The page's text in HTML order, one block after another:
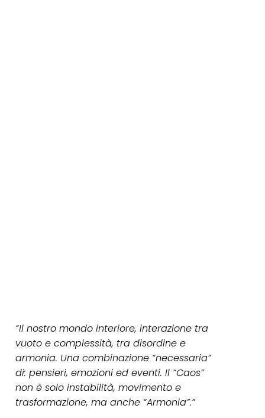
“Il nostro mondo interiore, interazione tra
vuoto e complessità, tra disordine e
armonia. Una combinazione “necessaria”
di: pensieri, emozioni ed eventi. Il “Caos”
non è solo instabilità, movimento e
trasformazione, ma anche “Armonia”.”